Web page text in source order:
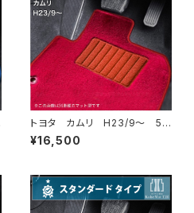
トヨタ カムリ H23/9〜 5
0/70系 フロアマット一式 カ
ーマット ハイグレードタイプ
¥16,500